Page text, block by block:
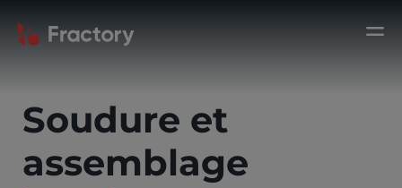
Soudure et
assemblage